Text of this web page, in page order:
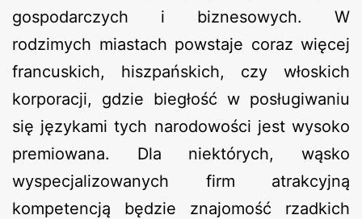
gospodarczych i biznesowych. W
rodzimych miastach powstaje coraz więcej
francuskich, hiszpańskich, czy włoskich
korporacji, gdzie biegłość w posługiwaniu
się językami tych narodowości jest wysoko
premiowana. Dla niektórych, wąsko
wyspecjalizowanych firm atrakcyjną
kompetencją będzie znajomość rzadkich